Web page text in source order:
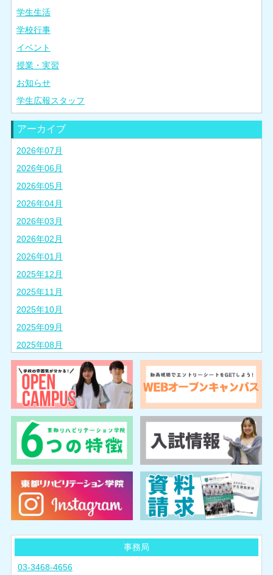
学生生活
学校行事
イベント
授業・実習
お知らせ
学生広報スタッフ
アーカイブ
2026年07月
2026年06月
2026年05月
2026年04月
2026年03月
2026年02月
2026年01月
2025年12月
2025年11月
2025年10月
2025年09月
2025年08月
2025年07月
2025年06月
2025年05月
2025年04月
2025年03月
2025年02月
2024年08月
2024年07月
2024年06月
2024年05月
2024年04月
事務局
03-3468-4656